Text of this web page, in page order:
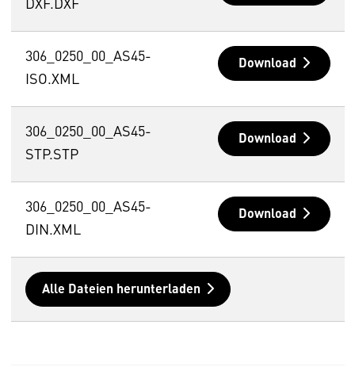
DXF.DXF
306_0250_00_AS45-
ISO.XML
Download
306_0250_00_AS45-
STP.STP
Download
306_0250_00_AS45-
DIN.XML
Download
Alle Dateien herunterladen